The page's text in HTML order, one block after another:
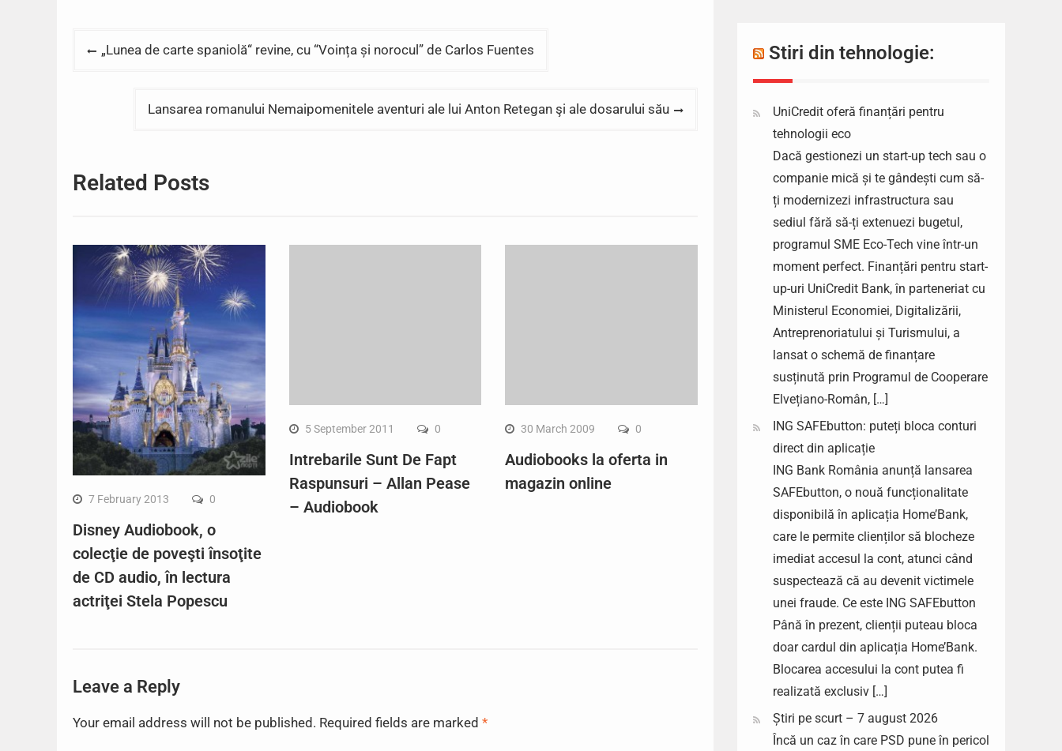
Post„Lunea de carte spaniolă“ revine, cu “Voința și norocul” de Carlos Fuentes
Lansarea romanului Nemaipomenitele aventuri ale lui Anton Retegan şi ale dosarului său
Related Posts
7 February 2013 0
Disney Audiobook, o
colecţie de poveşti însoţite
de CD audio, în lectura
actriţei Stela Popescu
5 September 2011 0
Intrebarile Sunt De Fapt
Raspunsuri – Allan Pease
– Audiobook
30 March 2009 0
Audiobooks la oferta in
magazin online
Leave a Reply
Your email address will not be published. Required fields are marked *
Stiri din tehnologie:
UniCredit oferă finanțări pentru
tehnologii eco
Dacă gestionezi un start-up tech sau o
companie mică și te gândești cum să-
ți modernizezi infrastructura sau
sediul fără să-ți extenuezi bugetul,
programul SME Eco-Tech vine într-un
moment perfect. Finanțări pentru start-
up-uri UniCredit Bank, în parteneriat cu
Ministerul Economiei, Digitalizării,
Antreprenoriatului și Turismului, a
lansat o schemă de finanțare
susținută prin Programul de Cooperare
Elvețiano-Român, […]
ING SAFEbutton: puteți bloca conturi
direct din aplicație
ING Bank România anunță lansarea
SAFEbutton, o nouă funcționalitate
disponibilă în aplicația Home’Bank,
care le permite clienților să blocheze
imediat accesul la cont, atunci când
suspectează că au devenit victimele
unei fraude. Ce este ING SAFEbutton
Până în prezent, clienții puteau bloca
doar cardul din aplicația Home’Bank.
Blocarea accesului la cont putea fi
realizată exclusiv […]
Știri pe scurt – 7 august 2026
Încă un caz în care PSD pune în pericol